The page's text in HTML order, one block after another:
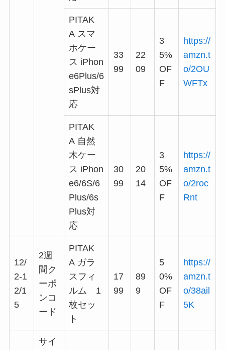
PITAK
A スマ
ホケー
ス iPhon
e6Plus/6
sPlus対
応
33
99
22
09
3
5%
OF
F
https://
amzn.t
o/2OU
WFTx
PITAK
A 自然
木ケー
ス iPhon
e6/6S/6
Plus/6s
Plus対
応
30
99
20
14
3
5%
OF
F
https://
amzn.t
o/2roc
Rnt
12/
2-1
2/1
5
2週
間ク
ーポ
ンコ
ード
PITAK
A ガラ
スフィ
ルム 1
枚セッ
ト
17
99
89
9
5
0%
OF
F
https://
amzn.t
o/38ail
5K
サイ